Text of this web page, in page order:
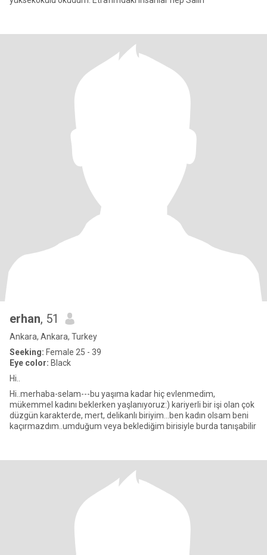
erhan, 51
Ankara, Ankara, Turkey
Seeking: Female 25 - 39
Eye color: Black
Hi..
Hi..merhaba-selam---bu yaşıma kadar hiç evlenmedim,
mükemmel kadını beklerken yaşlanıyoruz:) kariyerli bir işi olan çok
düzgün karakterde, mert, delikanlı biriyim...ben kadın olsam beni
kaçırmazdım..umduğum veya beklediğim birisiyle burda tanışabilir